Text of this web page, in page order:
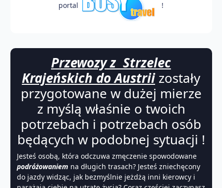
portal !
Przewozy z Strzelec
Krajeńskich do Austriizostały
przygotowane w dużej mierze
z myślą właśnie o twoich
potrzebach i potrzebach osób
będących w podobnej sytuacji !
Jesteś osobą, która odczuwa zmęczenie spowodowane
podróżowaniem na długich trasach? Jesteś zniechęcony
do jazdy widząc, jak bezmyślnie jeżdżą inni kierowcy i